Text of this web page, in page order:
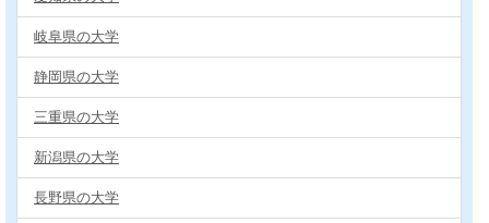
岐阜県の大学
静岡県の大学
三重県の大学
新潟県の大学
長野県の大学